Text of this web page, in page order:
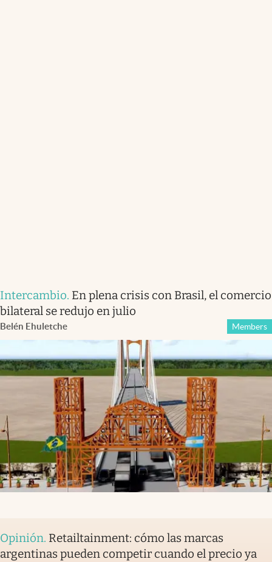
Intercambio. En plena crisis con Brasil, el comercio
bilateral se redujo en julio
Belén Ehuletche Members
Opinión. Retailtainment: cómo las marcas
argentinas pueden competir cuando el precio ya